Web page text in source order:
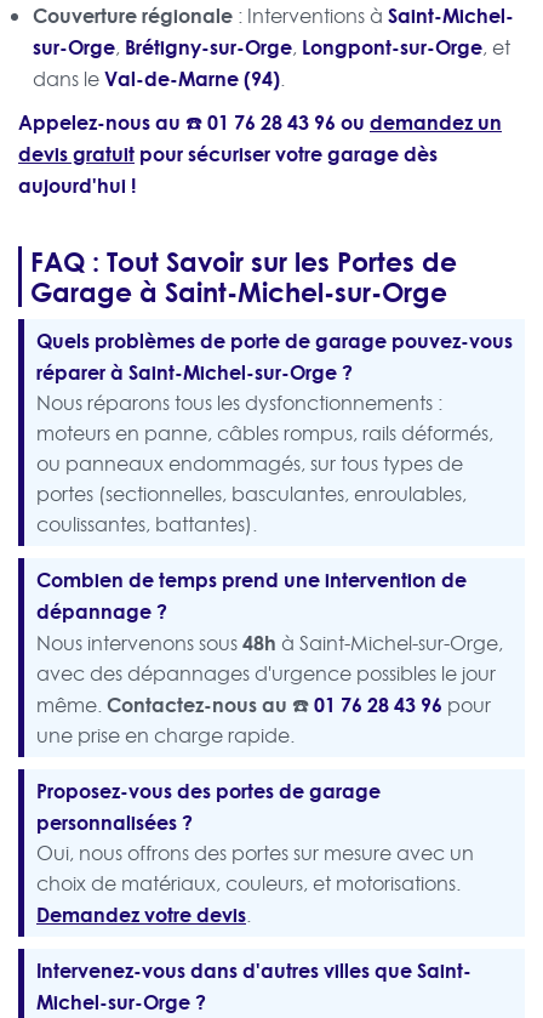
Couverture régionale : Interventions à Saint-Michel-
sur-Orge, Brétigny-sur-Orge, Longpont-sur-Orge, et
dans leVal-de-Marne (94).
Appelez-nous au ☎️01 76 28 43 96 ou demandez un
devis gratuit pour sécuriser votre garage dès
aujourd'hui !
FAQ : Tout Savoir sur les Portes de
Garage à Saint-Michel-sur-Orge
Quels problèmes de porte de garage pouvez-vous
réparer à Saint-Michel-sur-Orge ?
Nous réparons tous les dysfonctionnements :
moteurs en panne, câbles rompus, rails déformés,
ou panneaux endommagés, sur tous types de
portes (sectionnelles, basculantes, enroulables,
coulissantes, battantes).
Combien de temps prend une intervention de
dépannage ?
Nous intervenons sous48h à Saint-Michel-sur-Orge,
avec des dépannages d'urgence possibles le jour
même.Contactez-nous au ☎️01 76 28 43 96 pour
une prise en charge rapide.
Proposez-vous des portes de garage
personnalisées ?
Oui, nous offrons des portes sur mesure avec un
choix de matériaux, couleurs, et motorisations.
Demandez votre devis.
Intervenez-vous dans d'autres villes que Saint-
Michel-sur-Orge ?